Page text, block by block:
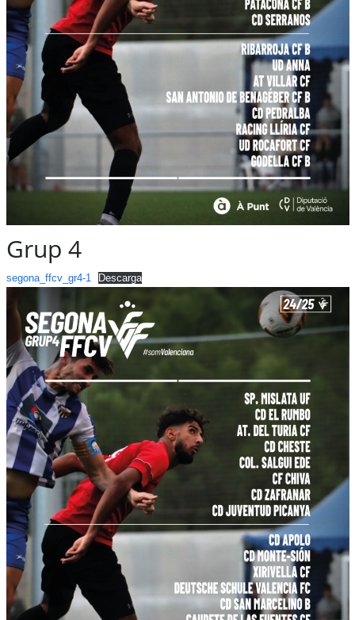
Grup 4
segona_ffcv_gr4-1 Descarga